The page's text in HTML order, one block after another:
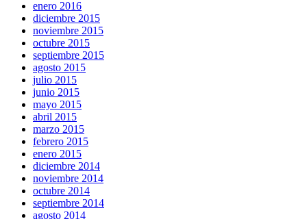
enero 2016
diciembre 2015
noviembre 2015
octubre 2015
septiembre 2015
agosto 2015
julio 2015
junio 2015
mayo 2015
abril 2015
marzo 2015
febrero 2015
enero 2015
diciembre 2014
noviembre 2014
octubre 2014
septiembre 2014
agosto 2014